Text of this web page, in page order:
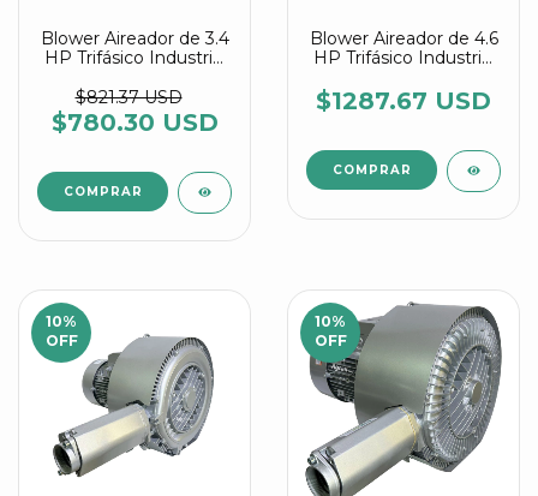
Blower Aireador de 3.4
HP Trifásico Industrial
2RB 420 1HP46 IE3
$821.37 USD
$780.30 USD
Blower Aireador de 4.6
HP Trifásico Industrial
2RB 520 7WW46
$1287.67 USD
10%
OFF
10%
OFF